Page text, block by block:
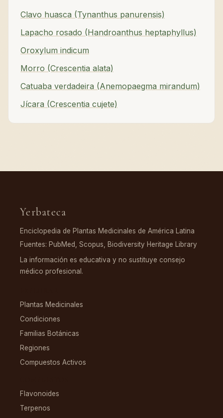
Clavo huasca (Tynanthus panurensis)
Lapacho rosado (Handroanthus heptaphyllus)
Oroxylum indicum
Morro (Crescentia alata)
Catuaba verdadeira (Anemopaegma mirandum)
Jícara (Crescentia cujete)
Yerbateca
Enciclopedia de Plantas Medicinales de América Latina
Fuentes: PubMed, Scopus, Biodiversity Heritage Library
La información es educativa y no sustituye consejo
médico profesional.
Plantas Medicinales
Condiciones
Familias Botánicas
Regiones
Compuestos Activos
Flavonoides
Terpenos